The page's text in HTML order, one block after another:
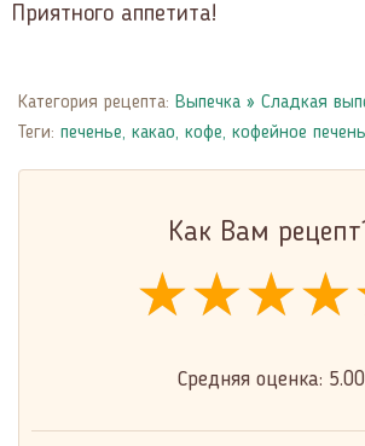
Приятного аппетита!
Категория рецепта: Выпечка » Сладкая
Теги: печенье, какао, кофе, кофейное
Как Вам
Средняя оценка: 5.00